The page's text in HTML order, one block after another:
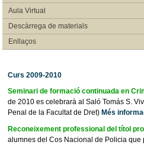
Aula Virtual
Descàrrega de materials
Enllaços
Curs 2009-2010
Seminari de formació continuada en
de 2010 es celebrarà al Saló Tomás S.
Penal de la Facultat de Dret) Més
Reconeixement professional del títol
alumnes del Cos Nacional de Policia que